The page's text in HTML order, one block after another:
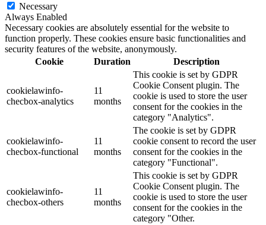
Necessary
Always Enabled
Necessary cookies are absolutely essential for the website to
function properly. These cookies ensure basic functionalities and
security features of the website, anonymously.
Cookie
Duration Description
cookielawinfo-
checbox-analytics
11
months
This cookie is set by GDPR
Cookie Consent plugin. The
cookie is used to store the user
consent for the cookies in the
category "Analytics".
cookielawinfo-
checbox-functional
11
months
The cookie is set by GDPR
cookie consent to record the user
consent for the cookies in the
category "Functional".
cookielawinfo-
checbox-others
11
months
This cookie is set by GDPR
Cookie Consent plugin. The
cookie is used to store the user
consent for the cookies in the
category "Other.